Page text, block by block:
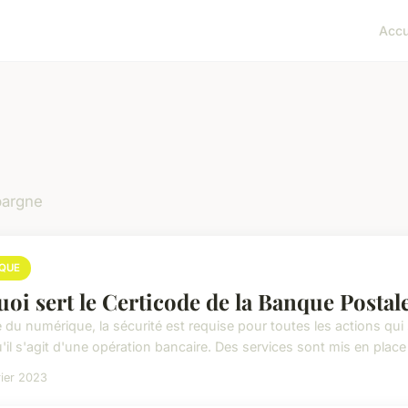
sert le Certicode de la Banque
du numérique, la sécurité est requise pour toutes les actions
s'agit d'une opération bancaire. Des services sont mis en
2023